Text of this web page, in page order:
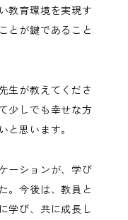
教育環境を実現す
とが鍵であること
生が教えてくださ
少しでも幸せな方
と思います。
ーションが、学び
。今後は、教員と
学び、共に成長し